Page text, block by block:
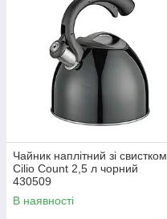
Чайник наплітний зі свистком
Cilio Count 2,5 л чорний
430509
В наявності